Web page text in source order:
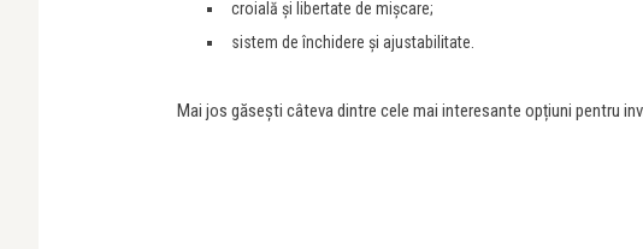
croială și libertate de mișcare;
sistem de închidere și ajustabilitate.
Mai jos găsești câteva dintre cele mai interesante opțiuni pentru